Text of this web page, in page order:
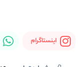
اینستاگرام